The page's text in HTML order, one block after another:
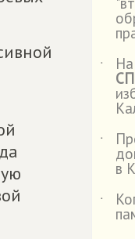
˙
˙
в
˙